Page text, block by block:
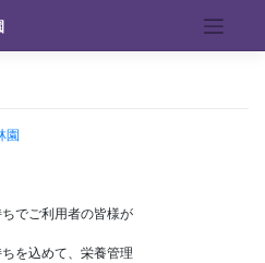
園
でご利用者の皆様が
を込めて、栄養管理